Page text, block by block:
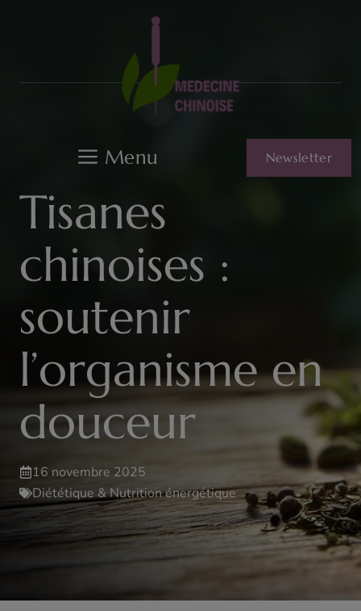
Menu Newsletter
Tisanes
chinoises :
soutenir
l’organisme en
douceur
16 novembre 2025
Diététique & Nutrition énergétique